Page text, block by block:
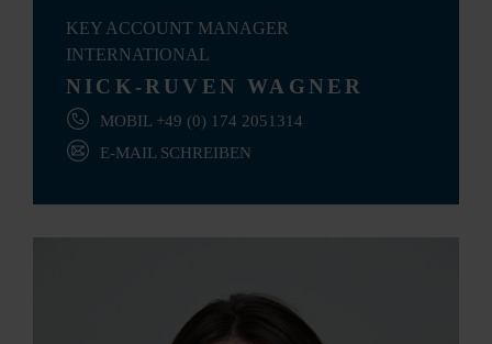
KEY ACCOUNT MANAGER
INTERNATIONAL
NICK-RUVEN WAGNER
MOBIL +49 (0) 174 2051314
E-MAIL SCHREIBEN